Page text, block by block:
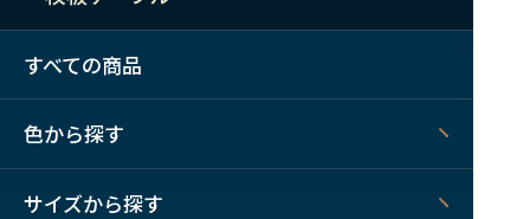
すべての商品
色から探す
サイズから探す